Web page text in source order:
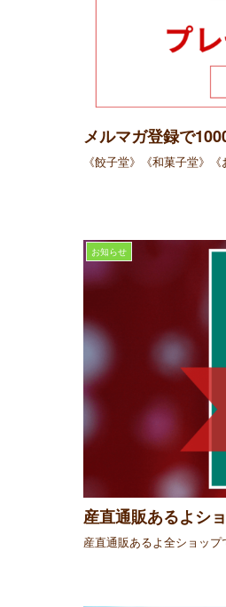
メルマガ登録で
《餃子堂》《和菓子堂》
お知らせ
産直通販あるよシ
産直通販あるよ全ショッ